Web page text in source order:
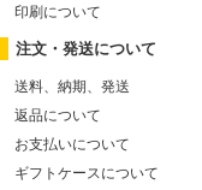
印刷について
注文・発送について
送料、納期、発送
返品について
お支払いについて
ギフトケースについて